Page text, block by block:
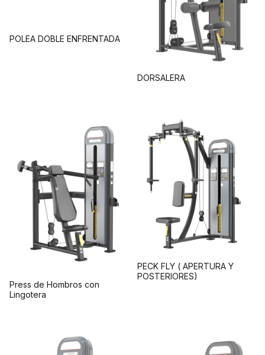
POLEA DOBLE ENFRENTADA
DORSALERA
Press de Hombros con
Lingotera
PECK FLY ( APERTURA Y
POSTERIORES)